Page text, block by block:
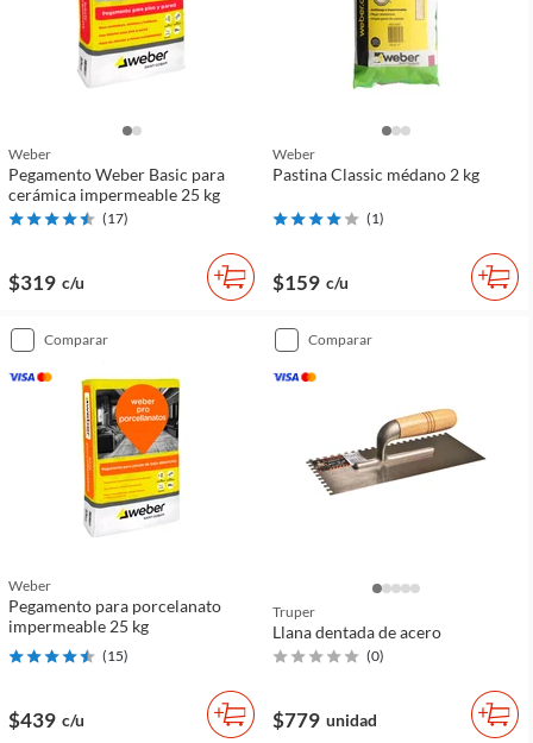
Weber
Pegamento Weber Basic para
cerámica impermeable 25 kg
(17)
$319 c/u
Weber
Pastina Classic médano 2 kg
(1)
$159 c/u
comparar
Weber
Pegamento para porcelanato
impermeable 25 kg
(15)
$439 c/u
comparar
Truper
Llana dentada de acero
(0)
$779 unidad